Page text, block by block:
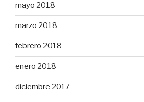
mayo 2018
marzo 2018
febrero 2018
enero 2018
diciembre 2017